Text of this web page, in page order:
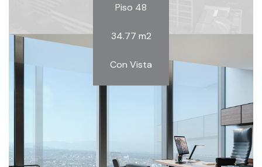
Piso 48
34.77 m2
Con Vista